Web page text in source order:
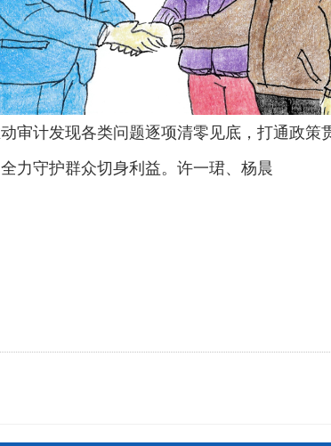
审计发现各类问题逐项清零见底，打通政
力守护群众切身利益。许一珺、杨晨